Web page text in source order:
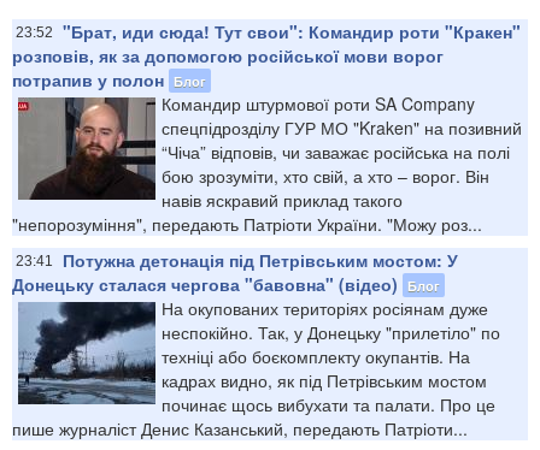
23:52
"Брат, иди сюда! Тут свои": Командир роти "Кракен"
розповів, як за допомогою російської мови ворог
потрапив у полон Блог
Командир штурмової роти SA Company
спецпідрозділу ГУР МО "Kraken" на позивний
“Чіча” відповів, чи заважає російська на полі
бою зрозуміти, хто свій, а хто – ворог. Він
навів яскравий приклад такого
"непорозуміння", передають Патріоти України. "Можу роз...
23:41
Потужна детонація під Петрівським мостом: У
Донецьку сталася чергова "бавовна" (відео)
Блог
На окупованих територіях росіянам дуже
неспокійно. Так, у Донецьку "прилетіло" по
техніці або боєкомплекту окупантів. На
кадрах видно, як під Петрівським мостом
починає щось вибухати та палати. Про це
пише журналіст Денис Казанський, передають Патріоти...